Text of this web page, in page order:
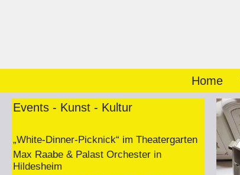
Home
Events - Kunst - Kultur
„White-Dinner-Picknick“ im Theatergarten
Max Raabe & Palast Orchester in
Hildesheim